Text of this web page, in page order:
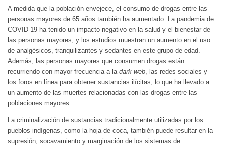
A medida que la población envejece, el consumo de drogas entre las
personas mayores de 65 años también ha aumentado. La pandemia de
COVID-19 ha tenido un impacto negativo en la salud y el bienestar de
las personas mayores, y los estudios muestran un aumento en el uso
de analgésicos, tranquilizantes y sedantes en este grupo de edad.
Además, las personas mayores que consumen drogas están
recurriendo con mayor frecuencia a la dark web, las redes sociales y
los foros en línea para obtener sustancias ilícitas, lo que ha llevado a
un aumento de las muertes relacionadas con las drogas entre las
poblaciones mayores.
La criminalización de sustancias tradicionalmente utilizadas por los
pueblos indígenas, como la hoja de coca, también puede resultar en la
supresión, socavamiento y marginación de los sistemas de